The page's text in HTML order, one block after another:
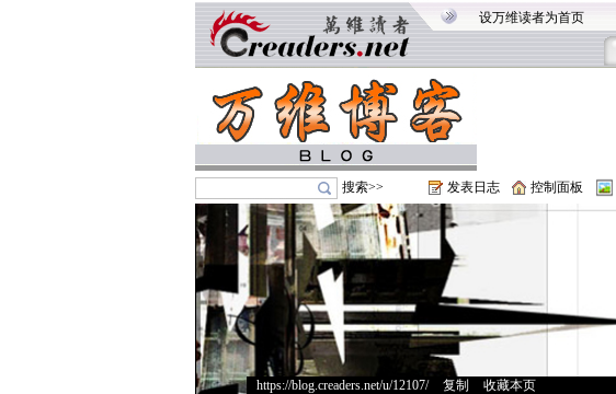
设万维读者为首页
搜索>> 发表日志 控制面板
https://blog.creaders.net/u/12107/> 复制 收藏本页